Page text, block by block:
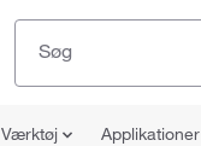
Værktøj Applikationer